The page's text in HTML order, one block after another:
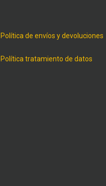
Política de envíos y devoluciones
Política tratamiento de datos